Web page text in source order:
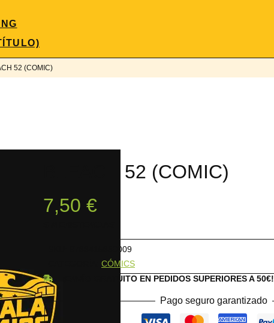
52 (COMIC)
BLEACH 52 (COMIC)
7,50 €
9788415830009
CÓMICS
¡ENVÍO GRATUITO EN PEDIDOS SUPERIORES A 50€!
Pago seguro garantizado